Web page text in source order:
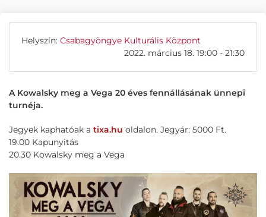
Helyszín: Csabagyöngye Kulturális Központ
2022. március 18. 19:00 - 21:30
A Kowalsky meg a Vega 20 éves fennállásának ünnepi
turnéja.
Jegyek kaphatóak a tixa.hu oldalon. Jegyár: 5000 Ft.
19.00 Kapunyitás
20.30 Kowalsky meg a Vega